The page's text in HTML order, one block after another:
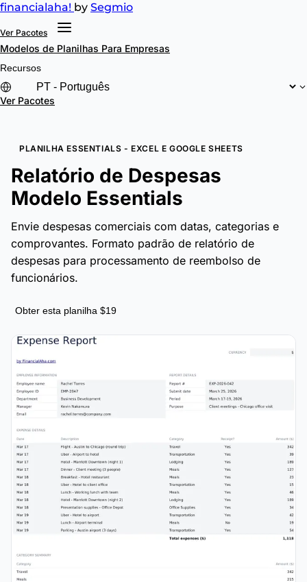
financialaha! by Segmio
Ver Pacotes
Modelos de Planilhas Para Empresas
Recursos
Ver Pacotes
PLANILHA ESSENTIALS - EXCEL E GOOGLE SHEETS
Relatório de Despesas
Modelo Essentials
Envie despesas comerciais com datas, categorias e
comprovantes. Formato padrão de relatório de
despesas para processamento de reembolso de
funcionários.
Obter esta planilha $19